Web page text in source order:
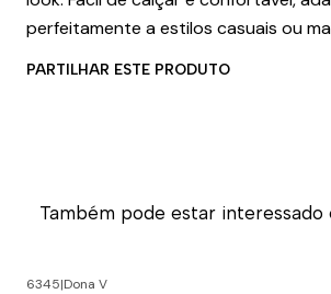
perfeitamente a estilos casuais ou
PARTILHAR ESTE PRODUTO
Também pode estar interessado
6345|Dona V